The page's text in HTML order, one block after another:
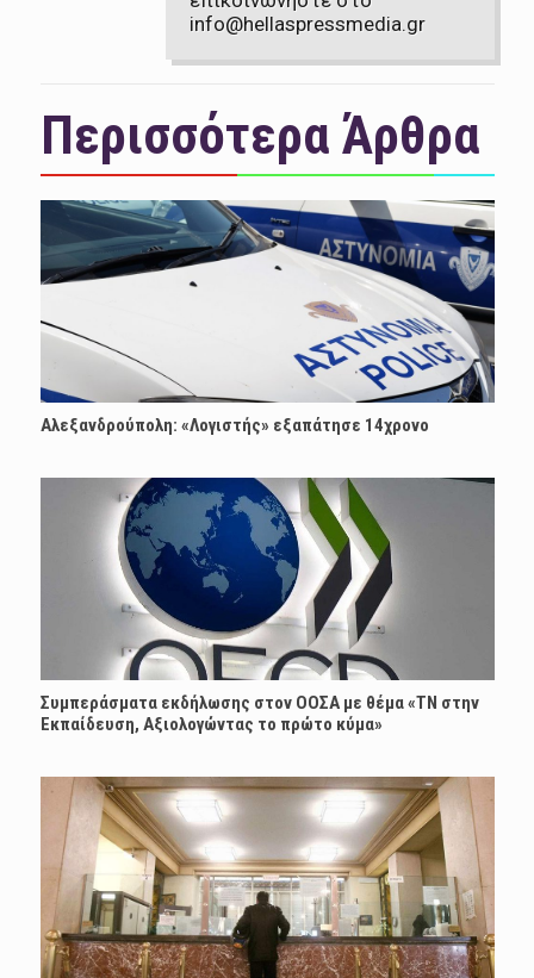
info@hellaspressmedia.gr
Περισσότερα Άρθρα
Αλεξανδρούπολη: «Λογιστής» εξαπάτησε 14χρονο
Συμπεράσματα εκδήλωσης στον ΟΟΣΑ με θέμα «ΤΝ στην
Εκπαίδευση, Αξιολογώντας το πρώτο κύμα»